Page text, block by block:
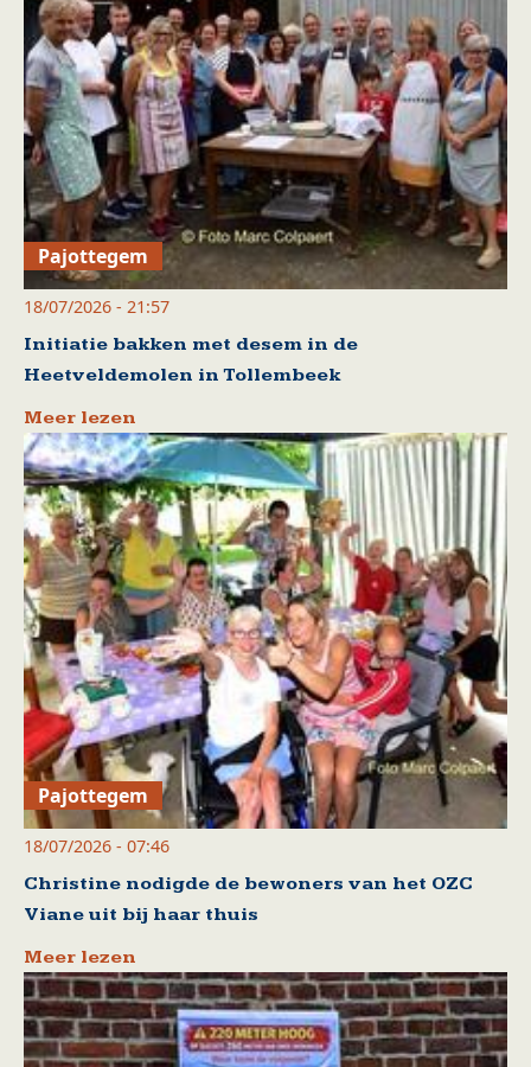
Pajottegem
18/07/2026 - 21:57
Initiatie bakken met desem in de
Heetveldemolen in Tollembeek
Meer lezen
Pajottegem
18/07/2026 - 07:46
Christine nodigde de bewoners van het OZC
Viane uit bij haar thuis
Meer lezen